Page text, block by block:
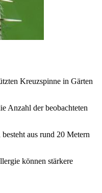
Kreuzspinne in Gärten
Anzahl der beobachteten
aus rund 20 Metern
können stärkere